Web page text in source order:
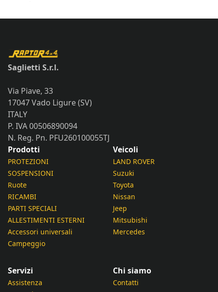
Saglietti S.r.l.
Via Piave, 33
17047 Vado Ligure (SV)
ITALY
P. IVA 00506890094
N. Reg. Pn. PFU260100055TJ
Prodotti
PROTEZIONI
SOSPENSIONI
Ruote
RICAMBI
PARTI SPECIALI
ALLESTIMENTI ESTERNI
Accessori universali
Campeggio
Veicoli
LAND ROVER
Suzuki
Toyota
Nissan
Jeep
Mitsubishi
Mercedes
Servizi
Assistenza
Chi siamo
Contatti